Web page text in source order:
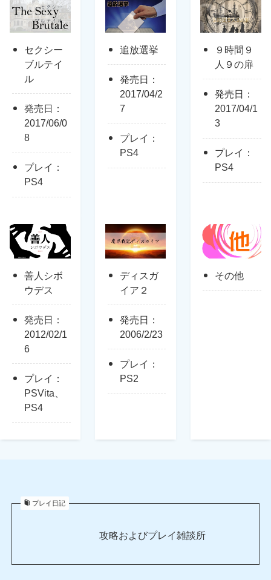
セクシー
ブルテイ
ル
発売日：
2017/06/0
8
プレイ：
PS4
追放選挙
発売日：
2017/04/2
7
プレイ：
PS4
９時間９
人９の扉
発売日：
2017/04/1
3
プレイ：
PS4
善人シボ
ウデス
発売日：
2012/02/1
6
プレイ：
PSVita、
PS4
ディスガ
イア２
発売日：
2006/2/23
プレイ：
PS2
その他
プレイ日記
攻略およびプレイ雑談所